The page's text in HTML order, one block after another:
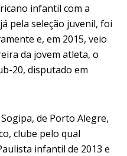
infantil com a
pela seleção juvenil, foi
e, em 2015, veio
da jovem atleta, o
20, disputado em
de Porto Alegre,
clube pelo qual
infantil de 2013 e